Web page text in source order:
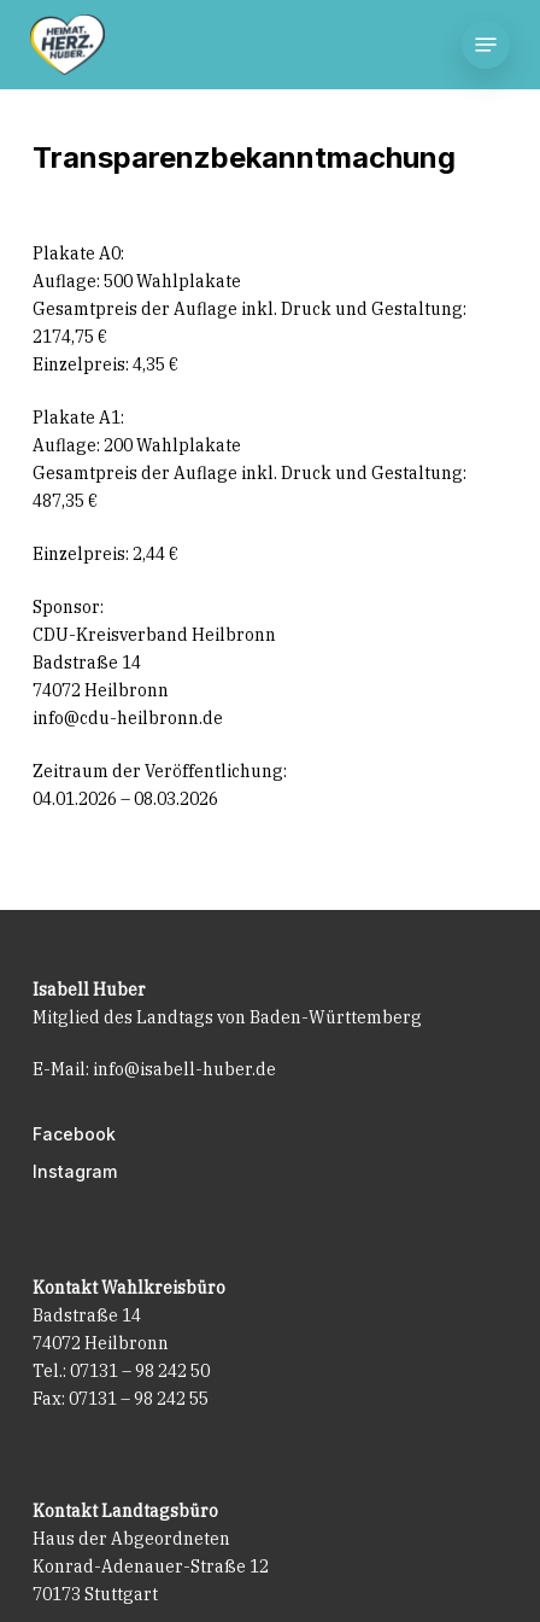
content
Transparenzbekanntmachung
Plakate A0:
Auflage: 500 Wahlplakate
Gesamtpreis der Auflage inkl. Druck und Gestaltung:
2174,75 €
Einzelpreis: 4,35 €
Plakate A1:
Auflage: 200 Wahlplakate
Gesamtpreis der Auflage inkl. Druck und Gestaltung:
487,35 €
Einzelpreis: 2,44 €
Sponsor:
CDU-Kreisverband Heilbronn
Badstraße 14
74072 Heilbronn
info@cdu-heilbronn.de
Zeitraum der Veröffentlichung:
04.01.2026 – 08.03.2026
Isabell Huber
Mitglied des Landtags von Baden-Württemberg
E-Mail: info@isabell-huber.de
Facebook
Instagram
Kontakt Wahlkreisbüro
Badstraße 14
74072 Heilbronn
Tel.: 07131 – 98 242 50
Fax: 07131 – 98 242 55
Kontakt Landtagsbüro
Haus der Abgeordneten
Konrad-Adenauer-Straße 12
70173 Stuttgart